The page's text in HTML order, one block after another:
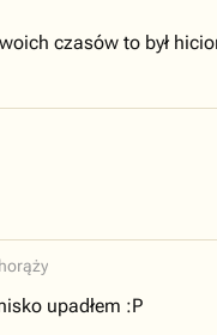
czasów to był
upadłem :P